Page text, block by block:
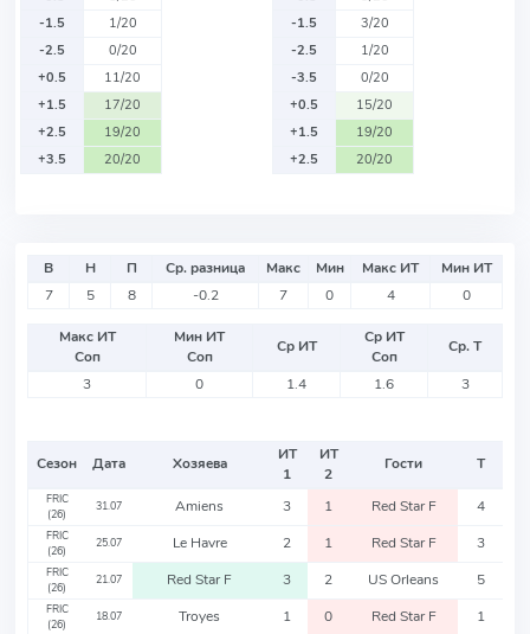
-1.5
1/20
-2.5
0/20
+0.5
11/20
+1.5
17/20
+2.5
19/20
+3.5
20/20
-1.5
3/20
-2.5
1/20
-3.5
0/20
+0.5
15/20
+1.5
19/20
+2.5
20/20
В Н П Ср. разница Макс Мин Макс ИТ
Мин ИТ
7
5 8 -0.2 7 0 4 0
Макс ИТ
Соп
Мин ИТ
Соп
Ср ИТ
Ср ИТ
Соп
Ср. Т
3
0 1.4 1.6 3
Сезон Дата Хозяева
ИТ
1
ИТ
2
Гости Т
FRIC
(26)
31.07 Amiens 3 1 Red Star F 4
FRIC
(26)
25.07 Le Havre 2 1 Red Star F 3
FRIC
(26)
21.07 Red Star F 3 2 US Orleans 5
FRIC
(26)
18.07 Troyes 1 0 Red Star F
1